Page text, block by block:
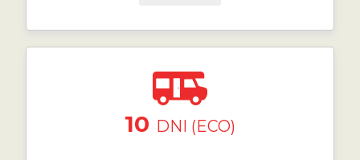
10 DNI (ECO)